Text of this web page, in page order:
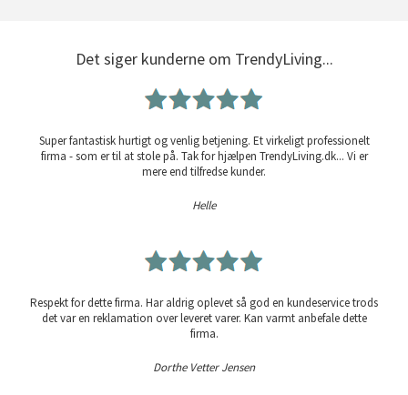
Det siger kunderne om TrendyLiving...
Super fantastisk hurtigt og venlig betjening. Et virkeligt professionelt
firma - som er til at stole på. Tak for hjælpen TrendyLiving.dk... Vi er
mere end tilfredse kunder.
Helle
Respekt for dette firma. Har aldrig oplevet så god en kundeservice trods
det var en reklamation over leveret varer. Kan varmt anbefale dette
firma.
Dorthe Vetter Jensen